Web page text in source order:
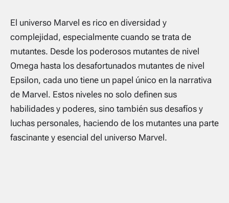
El universo Marvel es rico en diversidad y
complejidad, especialmente cuando se trata de
mutantes. Desde los poderosos mutantes de nivel
Omega hasta los desafortunados mutantes de nivel
Epsilon, cada uno tiene un papel único en la narrativa
de Marvel. Estos niveles no solo definen sus
habilidades y poderes, sino también sus desafíos y
luchas personales, haciendo de los mutantes una parte
fascinante y esencial del universo Marvel.